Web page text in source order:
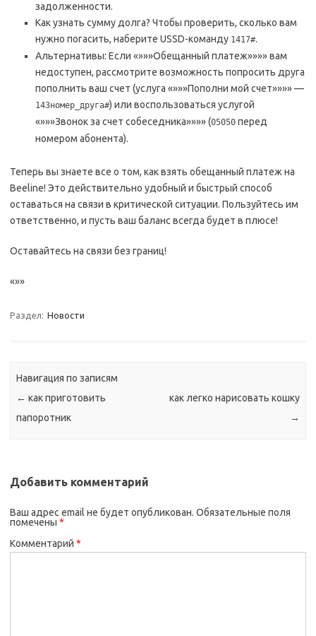
задолженности.
Как узнать сумму долга? Чтобы проверить, сколько вам
нужно погасить, наберите USSD-команду 1417#.
Альтернативы: Если «»»»Обещанный платеж»»»» вам
недоступен, рассмотрите возможность попросить друга
пополнить ваш счет (услуга «»»»Пополни мой счет»»»» —
143номер_друга#) или воспользоваться услугой
«»»»Звонок за счет собеседника»»»» (05050 перед
номером абонента).
Теперь вы знаете все о том, как взять обещанный платеж на
Beeline! Это действительно удобный и быстрый способ
оставаться на связи в критической ситуации. Пользуйтесь им
ответственно, и пусть ваш баланс всегда будет в плюсе!
Оставайтесь на связи без границ!
«»»
Раздел: Новости
Навигация по записям
← как приготовить
папоротник
как легко нарисовать кошку
→
Добавить комментарий
Ваш адрес email не будет опубликован. Обязательные поля
помечены *
Комментарий *